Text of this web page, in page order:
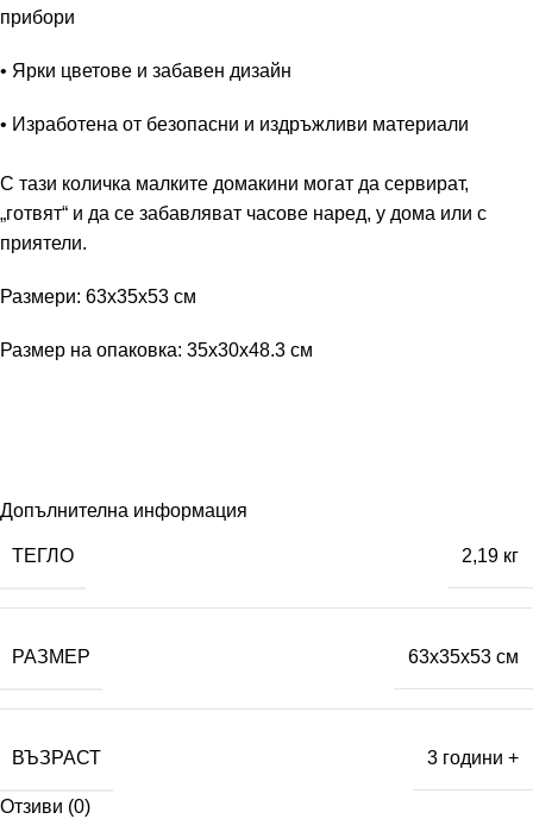
прибори
• Ярки цветове и забавен дизайн
• Изработена от безопасни и издръжливи материали
С тази количка малките домакини могат да сервират,
„готвят“ и да се забавляват часове наред, у дома или с
приятели.
Размери: 63x35x53 см
Размер на опаковка: 35x30x48.3 см
Допълнителна информация
ТЕГЛО 2,19 кг
РАЗМЕР 63x35x53 см
ВЪЗРАСТ 3 години +
Отзиви (0)